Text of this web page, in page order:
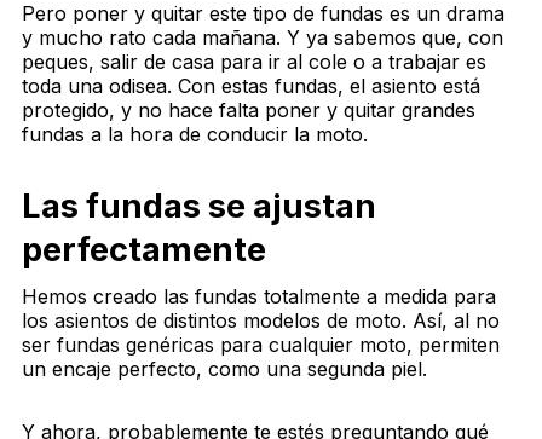
Pero poner y quitar este tipo de fundas es un drama
y mucho rato cada mañana. Y ya sabemos que, con
peques, salir de casa para ir al cole o a trabajar es
toda una odisea. Con estas fundas, el asiento está
protegido, y no hace falta poner y quitar grandes
fundas a la hora de conducir la moto.
Las fundas se ajustan
perfectamente
Hemos creado las fundas totalmente a medida para
los asientos de distintos modelos de moto. Así, al no
ser fundas genéricas para cualquier moto, permiten
un encaje perfecto, como una segunda piel.
Y ahora, probablemente te estés preguntando qué